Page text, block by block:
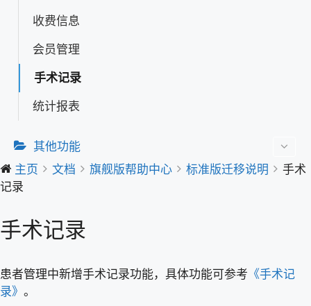
收费信息
会员管理
手术记录
统计报表
其他功能
主页
文档 旗舰版帮助中心 标准版迁移说明
手术
记录
手术记录
患者管理中新增手术记录功能，具体功能可参考 《手术记
录》 。